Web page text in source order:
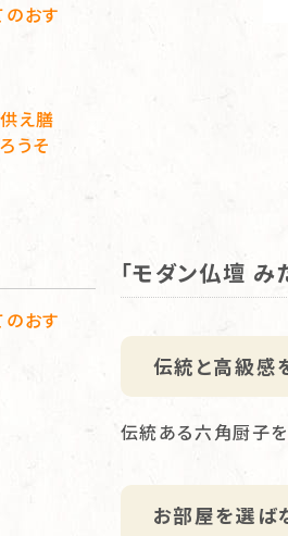
おす
え膳
うそ
おす
「モダン仏壇 み
伝統と高級感
伝統ある六角厨子
お部屋を選ば